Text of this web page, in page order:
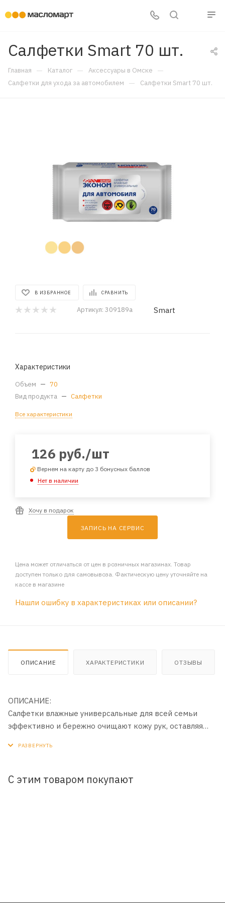
Салфетки Smart 70 шт.
Главная — Каталог — Аксессуары в Омске —
Салфетки для ухода за автомобилем — Салфетки Smart 70 шт.
В ИЗБРАННОЕ СРАВНИТЬ
Артикул: 309189a Smart
Характеристики
Объем — 70
Вид продукта — Салфетки
Все характеристики
126 руб./шт
Вернем на карту до 3 бонусных баллов
Нет в наличии
Хочу в подарок
ЗАПИСЬ НА СЕРВИС
Цена может отличаться от цен в розничных магазинах. Товар
доступен только для самовывоза. Фактическую цену уточняйте на
кассе в магазине
Нашли ошибку в характеристиках или описании?
ОПИСАНИЕ ХАРАКТЕРИСТИКИ ОТЗЫВЫ
ОПИСАНИЕ:
Салфетки влажные универсальные для всей семьи
эффективно и бережно очищают кожу рук, оставляя
С этим товаром покупают